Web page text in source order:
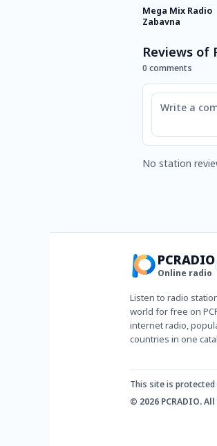
Mega Mix Radio
Zabavna
Reviews of
0 comments
Comment
No station
PCRADIO
Online radio
Listen to radio
world for free on
internet radio,
countries in one
This site is protected
© 2026 PCRADIO.